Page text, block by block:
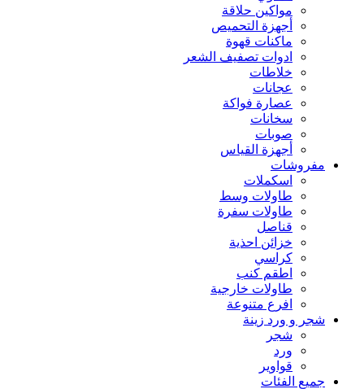
مواكين حلاقة
أجهزة التحميص
ماكنات قهوة
ادوات تصفيف الشعر
خلاطات
عجانات
عصارة فواكة
سخانات
صوبات
أجهزة القياس
مفروشات
اسكملات
طاولات وسط
طاولات سفرة
قناصل
خزائن احذية
كراسي
اطقم كنب
طاولات خارجية
افرع متنوعة
شجر و ورد زينة
شجر
ورد
قواوير
جميع الفئات